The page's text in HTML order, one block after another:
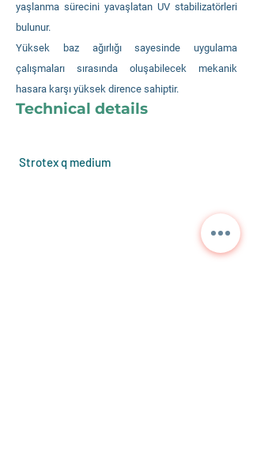
yaşlanma sürecini yavaşlatan UV stabilizatörleri
bulunur.
Yüksek baz ağırlığı sayesinde uygulama
çalışmaları sırasında oluşabilecek mekanik
hasara karşı yüksek dirence sahiptir.
Technical details
Strotex q medium